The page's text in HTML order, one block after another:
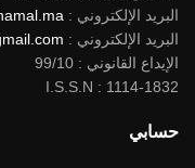
البريد الإلكتروني :
البريد الإلكتروني :
الإيداع القانوني : 99/10
I.S.S.N : 1114-1832
حسابي